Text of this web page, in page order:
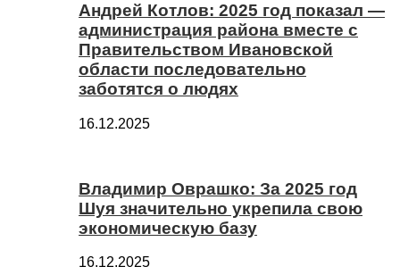
Андрей Котлов: 2025 год показал —
администрация района вместе с
Правительством Ивановской
области последовательно
заботятся о людях
16.12.2025
Владимир Оврашко: За 2025 год
Шуя значительно укрепила свою
экономическую базу
16.12.2025